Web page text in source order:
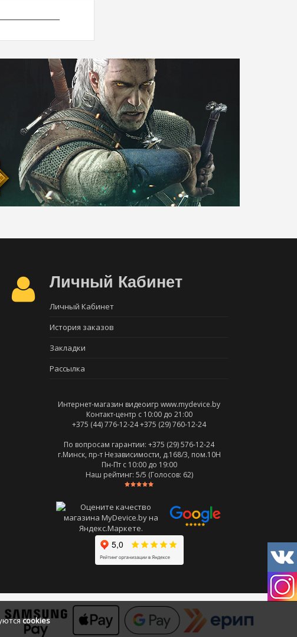
Личный Кабинет
Личный Кабинет
История заказов
Закладки
Рассылка
Интернет-магазин видеоигр www.mydevice.by
Контакт-центр с 10:00 до 21:00
+375 (44) 776-12-24+375 (29) 760-12-24
По вопросам гарантии: +375 (29) 576-12-24
г.Минск, пр-т Независимости, д.168/3, пом.10Н
Пн-Пт c 10:00 до 19:00
Наш рейтинг: 5/5 (Голосов: 62)
cookies